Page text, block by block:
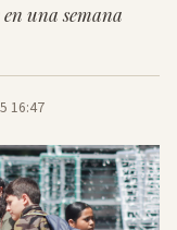
una semana
16:47